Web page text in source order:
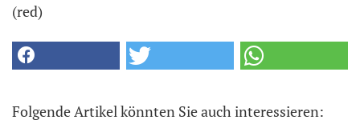
(red)
Folgende Artikel könnten Sie auch interessieren: